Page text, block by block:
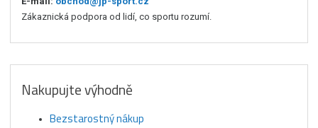
Zákaznická podpora od lidí, co sportu rozumí.
Nakupujte výhodně
Bezstarostný nákup